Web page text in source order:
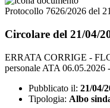
Protocollo 7626/2026 del
Circolare del 21/04/
ERRATA CORRIGE -
personale ATA 06.05.2026
Pubblicato il: 21/04/
Tipologia: Albo